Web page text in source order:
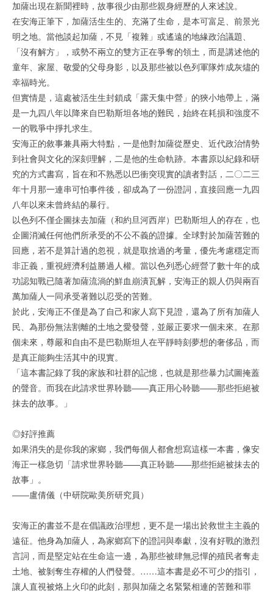
加薩出現在新聞裡時，故事很少由那些親身經歷的人來述說。
在安海正筆下，加薩活生生的、充滿了生命，是本可富足、前景光
明之地。當他談起加薩，不見「複雜」或遙遠的地緣政治議題、
「沒有解方」，或勢不兩立的雙方正在爭奪的領土，而是講述他的
童年、家屋、敬愛的父母身影，以及那些被以色列軍隊炸成灰燼的
幸福時光。
但實情是，這處被活生生封鎖成「露天集中營」的狹小地帶上，滿
是一九四八年以降來自巴勒斯坦各地的難民，始終在耗損和強度不
一的戰爭中掙扎求生。
安海正的敘事兼具兩大特點，一是他對加薩從歷史、近代政治情勢
到社會與文化的深刻理解，二是他的生命軌跡。本書原以紀錄和研
究的方式書寫，旨在和不熟悉以巴衝突現實的讀者對話，二〇二三
年十月那一連串可怕事件後，卻成為了一份證詞，直接回應一九四
八年以來未曾終結的暴行。
以色列不僅企圖抹去加薩（和約旦河西岸）巴勒斯坦人的存在，也
企圖消滅任何他們所承受的不公不義的證據。全球對於加薩苦難的
回應，若不是算計過的忽視，就是取捨過的考量，優先考慮穩定而
非正義，重視經濟利益勝過人權。當以色列悉心經營了數十年的成
功認知戰已隨著加薩流淌的鮮血崩潰瓦解，安海正的親人仍與兩百
萬加薩人一同承受著難以忍受的苦難。
於此，安海正不僅是為了自己和家人寫下見證，還為了所有加薩人
民、為那份無法割離的土地之愛發聲，並嚴正要求一個未來。在那
個未來，尊嚴和自由不是巴勒斯坦人在平靜時刻夢想的奢侈品，而
是真正能夠生活其中的現實。
「這本書記錄了我的家族和社群的記憶，也就是那些暴力試圖掩蓋
的聲音。而我在此請求世界聆聽――真正用心聆聽――那些拒絕被
抹去的故事。」
◎好評推薦
如果消失的是你我的家鄉，我們每個人都會想寫這樣一本書，像安
海正一樣急切「請求世界聆聽——真正聆聽——那些拒絕被抹去的
故事」。
――盧倩儀（中研院歐美所研究員）
安海正的書並不是在倡議政治理想，更不是一場出於救世主主義的
遠征。他身為加薩人，為家鄉寫下的證詞與奉獻，沒有好戰的激烈
言詞，而是堅定站在生命這一邊，為那些被肆無忌憚的殖民者奪走
土地、被剝奪生存權的人們發聲。……這本書是必不可少的指引，
讓人直視被烙上火印的此刻，那與加薩之名緊緊相連的苦難和罪